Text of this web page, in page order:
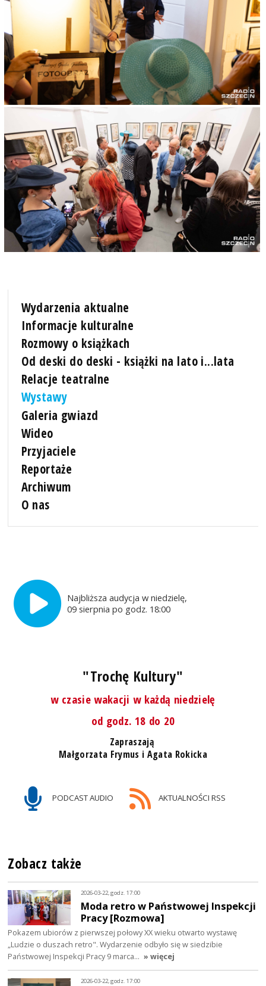
Wydarzenia aktualne
Informacje kulturalne
Rozmowy o książkach
Od deski do deski - książki na lato i...lata
Relacje teatralne
Wystawy
Galeria gwiazd
Wideo
Przyjaciele
Reportaże
Archiwum
O nas
Najbliższa audycja w niedzielę,
09 sierpnia po godz. 18:00
"Trochę Kultury"
w czasie wakacji w każdą niedzielę
od godz. 18 do 20
Zapraszają
Małgorzata Frymus i Agata Rokicka
PODCAST AUDIO AKTUALNOŚCI RSS
Zobacz także
2026-03-22, godz. 17:00
Moda retro w Państwowej Inspekcji
Pracy [Rozmowa]
Pokazem ubiorów z pierwszej połowy XX wieku otwarto wystawę
„Ludzie o duszach retro". Wydarzenie odbyło się w siedzibie
Państwowej Inspekcji Pracy 9 marca… » więcej
2026-03-22, godz. 17:00